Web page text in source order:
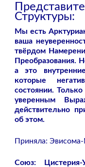
Структуры:
Мы есть
ваша
твёрдом
Преобразования.
а это
которые
состоянии.
уверенным
действительно
об этом.
Приняла:
Союз: